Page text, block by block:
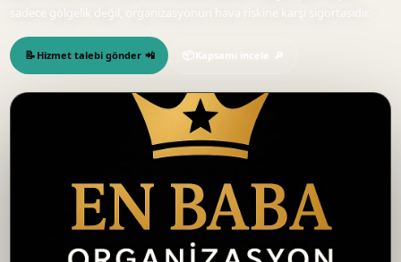
sadece gölgelik değil, organizasyonun hava riskine karşı sigortasıdır.
Hizmet talebi gönder Kapsamı incele